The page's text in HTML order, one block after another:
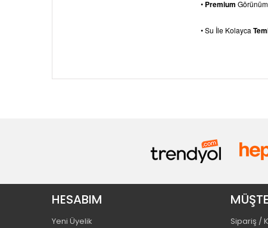
• Premium Görünüm
• Su İle Kolayca
HESABIM
Yeni Üyelik Sipariş /